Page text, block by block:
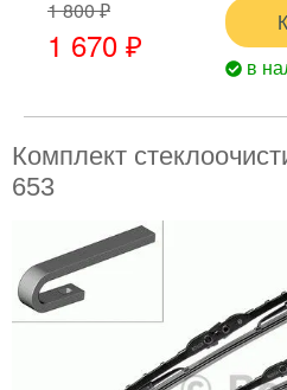
1 800 ₽
1 670 ₽
в
Комплект
653